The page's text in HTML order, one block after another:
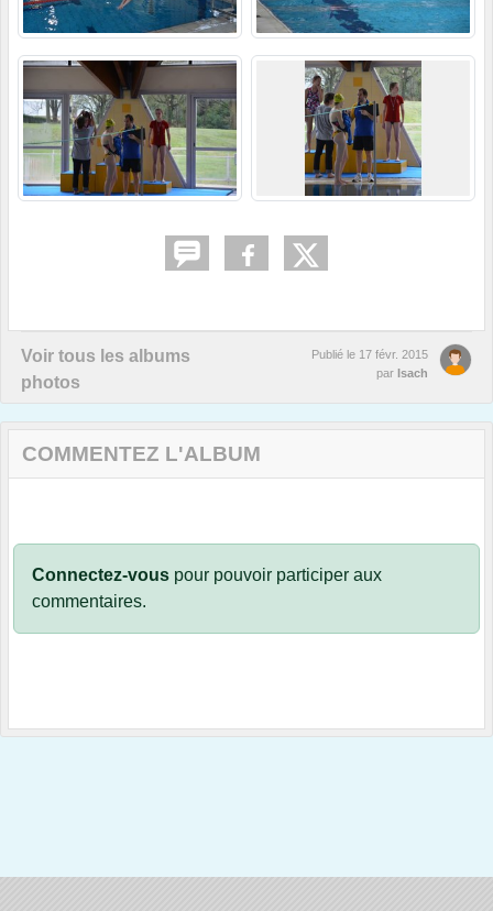
Voir tous les albums
photos
Publié le 17 févr. 2015
par Isach
COMMENTEZ L'ALBUM
Connectez-vous pour pouvoir participer aux
commentaires.